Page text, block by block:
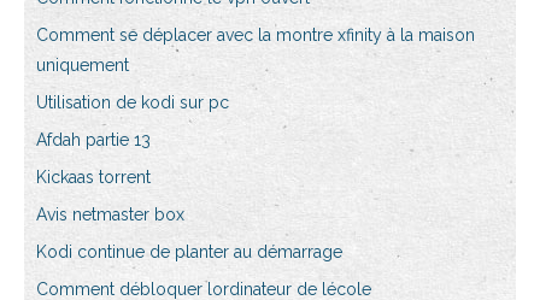
Comment se déplacer avec la montre xfinity à la maison
uniquement
Utilisation de kodi sur pc
Afdah partie 13
Kickaas torrent
Avis netmaster box
Kodi continue de planter au démarrage
Comment débloquer lordinateur de lécole